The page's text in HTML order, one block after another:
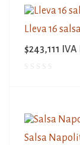
Lleva 16
$243,111
Salsa